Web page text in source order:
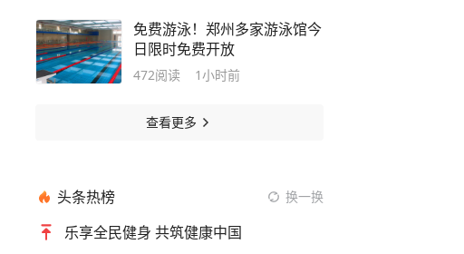
免费游泳！郑州多家游泳馆今
日限时免费开放
472阅读 1小时前
查看更多
头条热榜 换一换
乐享全民健身 共筑健康中国